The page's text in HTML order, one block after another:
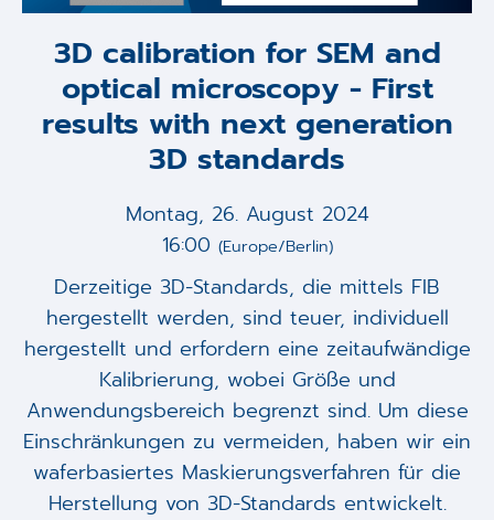
3D calibration for SEM and
optical microscopy - First
results with next generation
3D standards
Montag, 26. August 2024
16:00 (Europe/Berlin)
Derzeitige 3D-Standards, die mittels FIB
hergestellt werden, sind teuer, individuell
hergestellt und erfordern eine zeitaufwändige
Kalibrierung, wobei Größe und
Anwendungsbereich begrenzt sind. Um diese
Einschränkungen zu vermeiden, haben wir ein
waferbasiertes Maskierungsverfahren für die
Herstellung von 3D-Standards entwickelt.